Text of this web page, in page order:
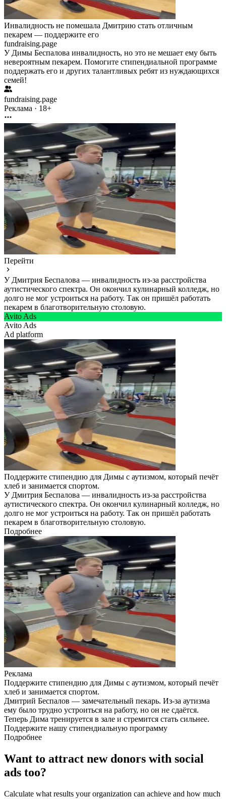
Инвалидность не помешала Дмитрию стать отличным
пекарем — поддержите его
fundraising.page
У Димы Беспалова инвалидность, но это не мешает ему быть
невероятным пекарем. Помогите стипендиальной программе
поддержать его и других талантливых ребят из нуждающихся
семей!
fundraising.page
Реклама · 18+
Перейти
У Дмитрия Беспалова — инвалидность из-за расстройства
аутистического спектра. Он окончил кулинарный колледж, но
долго не мог устроиться на работу. Так он пришёл работать
пекарем в благотворительную столовую.
Avito Ads
Avito Ads
Ad platform
Поддержите стипендию для Димы с аутизмом, который печёт
хлеб и занимается спортом.
У Дмитрия Беспалова — инвалидность из-за расстройства
аутистического спектра. Он окончил кулинарный колледж, но
долго не мог устроиться на работу. Так он пришёл работать
пекарем в благотворительную столовую.
Подробнее
Реклама
Поддержите стипендию для Димы с аутизмом, который печёт
хлеб и занимается спортом.
Дмитрий Беспалов — замечательный пекарь. Из-за аутизма
ему было трудно устроиться на работу, но он не сдаётся.
Теперь Дима тренируется в зале и стремится стать сильнее.
Поддержите нашу стипендиальную программу
Подробнее
Want to attract new donors with social
ads too?
Calculate what results your organization can achieve and how much